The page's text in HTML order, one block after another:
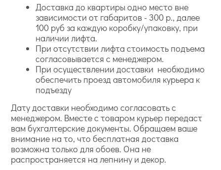
Доставка до квартиры одно место вне
зависимости от габаритов - 300 р., далее
100 руб за каждую коробку/упаковку, при
наличии лифта.
При отсутствии лифта стоимость подъема
согласовывается с менеджером.
При осуществлении доставки необходимо
обеспечить проезд автомобиля курьера к
подъезду
Дату доставки необходимо согласовать с
менеджером. Вместе с товаром курьер передаст
вам бухгалтерские документы. Обращаем ваше
внимание на то, что бесплатная доставка
возможна только для обоев. Она не
распространяется на лепнину и декор.